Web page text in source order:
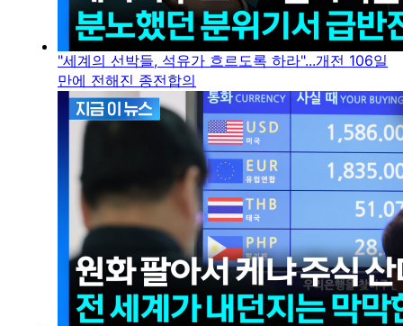
"세계의 선박들, 석유가 흐르도록 하라"...개전 106일
만에 전해진 종전합의